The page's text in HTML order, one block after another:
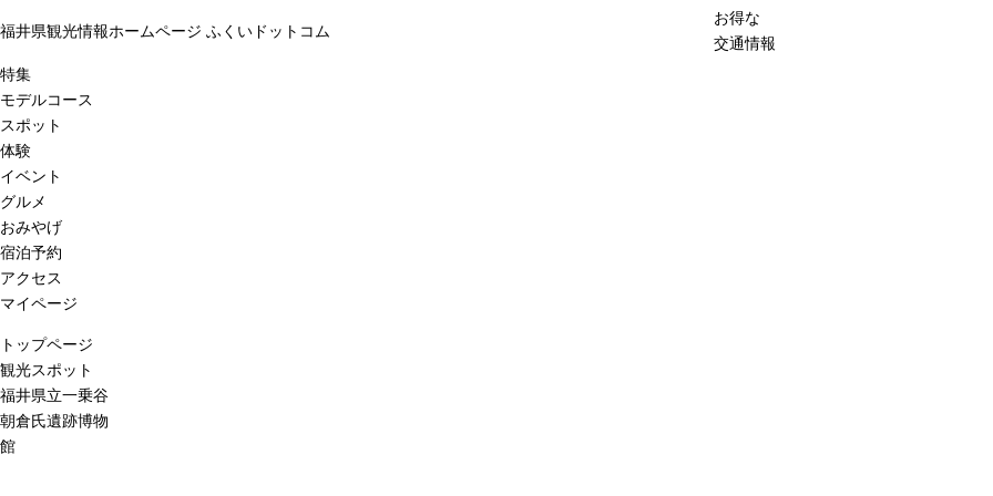
福井県観光情報ホームページ ふくいドットコム
お得な
交通情報
特集
モデルコース
スポット
体験
イベント
グルメ
おみやげ
宿泊予約
アクセス
マイページ
トップページ
観光スポット
福井県立一乗谷
朝倉氏遺跡博物
館